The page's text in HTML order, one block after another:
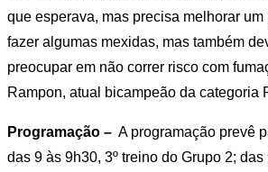
que esperava, mas precisa melhorar um
fazer algumas mexidas, mas também
preocupar em não correr risco com
Rampon, atual bicampeão da categoria
Programação – A programação prevê
das 9 às 9h30, 3º treino do Grupo 2;